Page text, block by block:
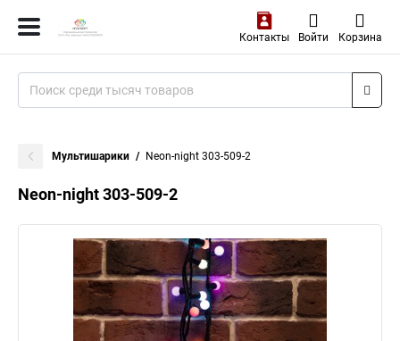
Контакты Войти Корзина
Мультишарики Neon-night 303-509-2
Neon-night 303-509-2